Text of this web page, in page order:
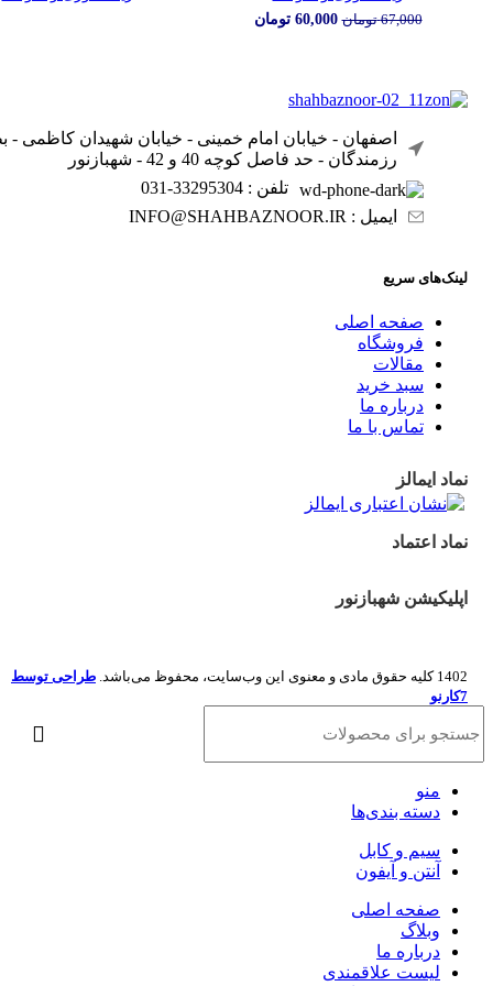
67,000 تومان قیمت
60,000 تومان
اصفهان - خیابان امام خمینی - خیابان شهیدان کاظمی
رزمندگان - حد فاصل کوچه 40 و 42 - شهبازنور
تلفن : 33295304-031
ایمیل : INFO@SHAHBAZNOOR.IR
لینک‌های سریع
صفحه اصلی
فروشگاه
مقالات
سبد خرید
درباره ما
تماس با ما
نماد ایمالز
نماد اعتماد
اپلیکیشن شهبازنور
1402 کلیه حقوق مادی و معنوی این وب‌سایت، محفوظ می‌باشد.
طراحی توسط
7کارنو
منو
دسته بندی‌ها
سیم و کابل
آنتن و آیفون
صفحه اصلی
وبلاگ
درباره ما
لیست علاقمندی